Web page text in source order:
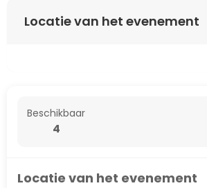
Locatie van het evenement
Beschikbaar
4
Locatie van het evenement